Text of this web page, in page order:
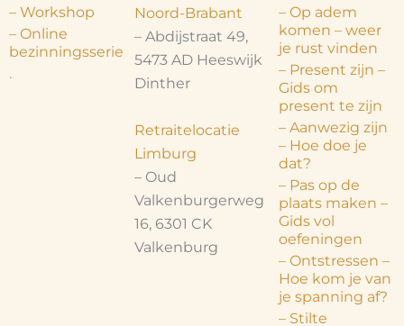
– Workshop
– Online
bezinningsserie
.
Noord-Brabant
– Abdijstraat 49,
5473 AD Heeswijk
Dinther
Retraitelocatie
Limburg
– Oud
Valkenburgerweg
16, 6301 CK
Valkenburg
– Op adem
komen – weer
je rust vinden
– Present zijn –
Gids om
present te zijn
– Aanwezig zijn
– Hoe doe je
dat?
– Pas op de
plaats maken –
Gids vol
oefeningen
– Ontstressen –
Hoe kom je van
je spanning af?
– Stilte